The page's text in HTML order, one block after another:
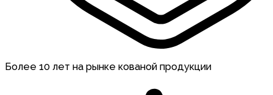
Более 10 лет на рынке кованой продукции